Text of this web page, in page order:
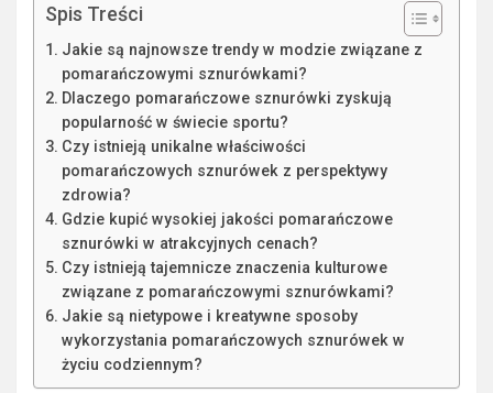
Spis Treści
Jakie są najnowsze trendy w modzie związane z
pomarańczowymi sznurówkami?
Dlaczego pomarańczowe sznurówki zyskują
popularność w świecie sportu?
Czy istnieją unikalne właściwości
pomarańczowych sznurówek z perspektywy
zdrowia?
Gdzie kupić wysokiej jakości pomarańczowe
sznurówki w atrakcyjnych cenach?
Czy istnieją tajemnicze znaczenia kulturowe
związane z pomarańczowymi sznurówkami?
Jakie są nietypowe i kreatywne sposoby
wykorzystania pomarańczowych sznurówek w
życiu codziennym?